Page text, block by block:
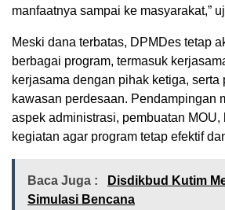
manfaatnya sampai ke masyarakat,”
Meski dana terbatas, DPMDes tetap
berbagai program, termasuk
kerjasama dengan pihak ketiga, serta
kawasan perdesaan. Pendampingan
aspek administrasi, pembuatan
kegiatan agar program tetap efektif
Baca Juga :
Disdikbud Kutim
Simulasi Bencana